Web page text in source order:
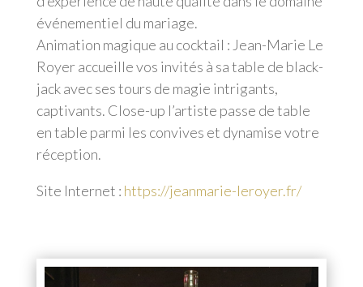
événementiel du mariage.
Animation magique au cocktail : Jean-Marie Le
Royer accueille vos invités à sa table de black-
jack avec ses tours de magie intrigants,
captivants. Close-up l’artiste passe de table
en table parmi les convives et dynamise votre
réception.
Site Internet : https://jeanmarie-leroyer.fr/